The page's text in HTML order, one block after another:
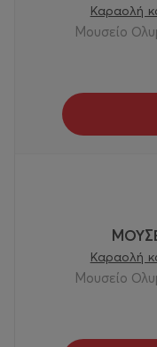
Καραολή
Μουσείο
Καραολή
Μουσείο